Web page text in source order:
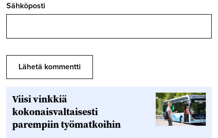
Sähköposti
Viisi vinkkiä
kokonaisvaltaisesti
parempiin työmatkoihin